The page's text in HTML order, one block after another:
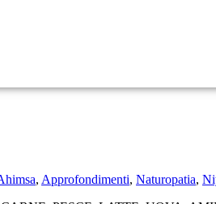
, Approfondimenti, Naturopatia,